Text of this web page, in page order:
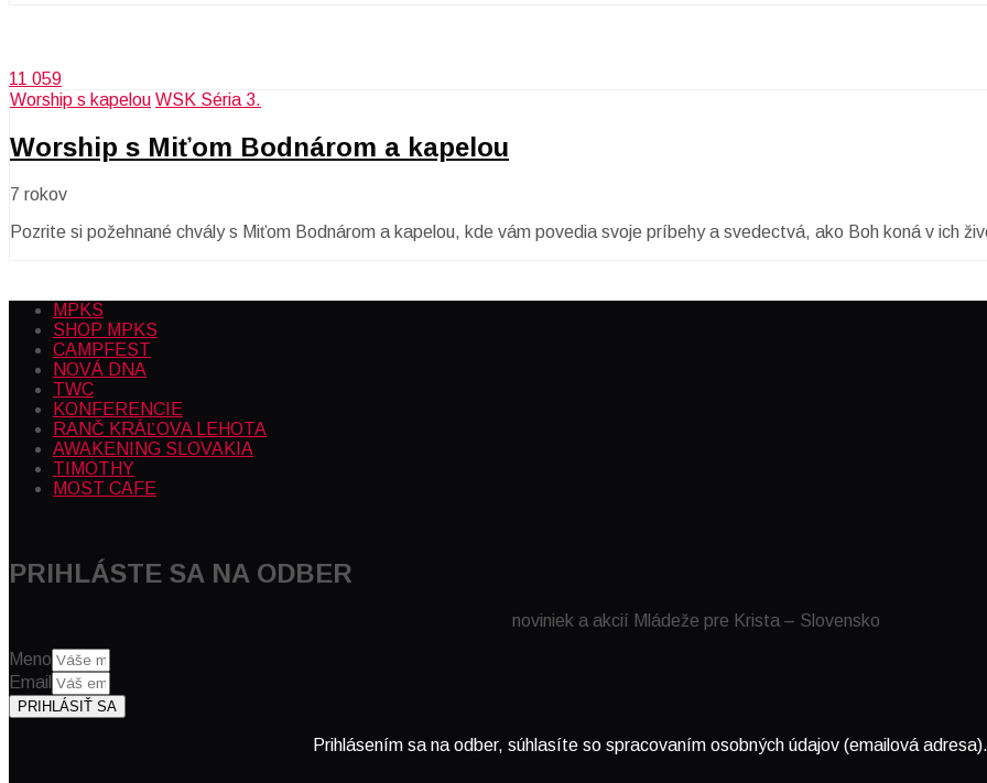
11 059
Worship s kapelou WSK Séria 3.
Worship s Miťom Bodnárom a kapelou
7 rokov
Pozrite si požehnané chvály s Miťom Bodnárom a kapelou, kde vám povedia svoje príbehy a svedectvá, ako Boh koná v ich
MPKS
SHOP MPKS
CAMPFEST
NOVÁ DNA
TWC
KONFERENCIE
RANČ KRÁĽOVA LEHOTA
AWAKENING SLOVAKIA
TIMOTHY
MOST CAFE
PRIHLÁSTE SA NA ODBER
noviniek a akcií Mládeže pre Krista – Slovensko
Meno
Email
PRIHLÁSIŤ SA
Prihlásením sa na odber, súhlasíte so spracovaním osobných údajov (emailová adresa).